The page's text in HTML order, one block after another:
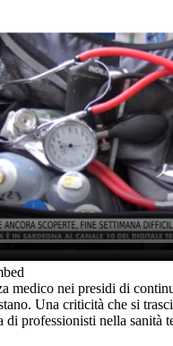
medico nei presidi di
Una criticità che si
di professionisti nella sanità